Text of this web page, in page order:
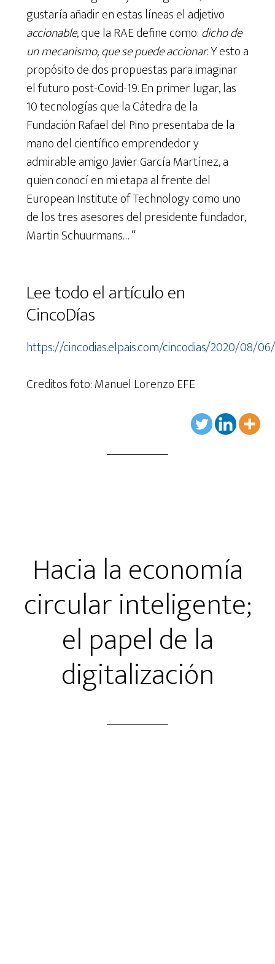
gustaría añadir en estas líneas el adjetivo
accionable, que la RAE define como:dicho de
un mecanismo, que se puede accionar. Y esto a
propósito de dos propuestas para imaginar
el futuro post-Covid-19. En primer lugar, las
10 tecnologías que la Cátedra de la
Fundación Rafael del Pino presentaba de la
mano del científico emprendedor y
admirable amigo Javier García Martínez, a
quien conocí en mi etapa al frente del
European Institute of Technology como uno
de los tres asesores del presidente fundador,
Martin Schuurmans… “
Lee todo el artículo en
CincoDías
https://cincodias.elpais.com/cincodias/2020/08/
Creditos foto:Manuel LorenzoEFE
Hacia la economía
circular inteligente;
el papel de la
digitalización